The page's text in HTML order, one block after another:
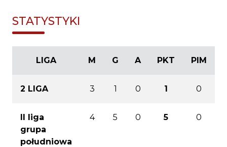
STATYSTYKI
LIGA M G A PKT PIM
2 LIGA 3 1 0 1 0
II liga
grupa
południowa
4 5 0 5 0